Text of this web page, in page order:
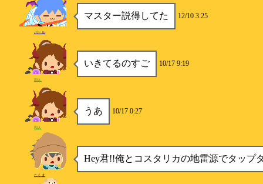
マスター説得してた 12/10 3:25
パール
いきてるのすご 10/17 9:19
和人
うあ 10/17 0:27
和人
Hey君!!俺とコスタリカの地雷源でタップ
たくま